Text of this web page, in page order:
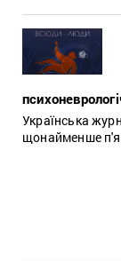
Українська
щонайменше